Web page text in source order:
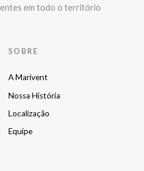
em todo o território
SOBRE
A Marivent
Nossa História
Localização
Equipe